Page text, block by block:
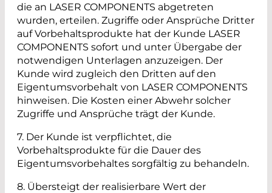
die an LASER COMPONENTS abgetreten
wurden, erteilen. Zugriffe oder Ansprüche Dritter
auf Vorbehaltsprodukte hat der Kunde LASER
COMPONENTS sofort und unter Übergabe der
notwendigen Unterlagen anzuzeigen. Der
Kunde wird zugleich den Dritten auf den
Eigentumsvorbehalt von LASER COMPONENTS
hinweisen. Die Kosten einer Abwehr solcher
Zugriffe und Ansprüche trägt der Kunde.
7. Der Kunde ist verpflichtet, die
Vorbehaltsprodukte für die Dauer des
Eigentumsvorbehaltes sorgfältig zu behandeln.
8. Übersteigt der realisierbare Wert der